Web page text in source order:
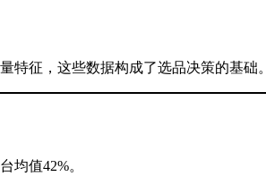
特征，这些数据构成了选品决策的基础。
均值42%。